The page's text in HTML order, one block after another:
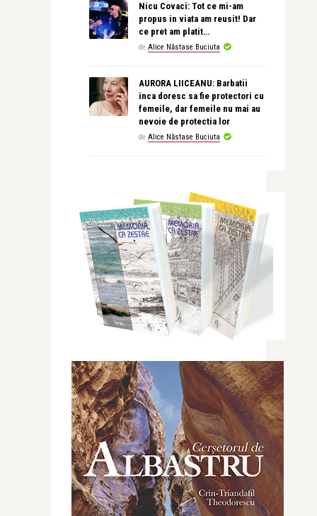
Nicu Covaci: Tot ce mi-am
propus in viata am reusit! Dar
ce pret am platit…
de Alice Năstase Buciuta
AURORA LIICEANU: Barbatii
inca doresc sa fie protectori cu
femeile, dar femeile nu mai au
nevoie de protectia lor
de Alice Năstase Buciuta